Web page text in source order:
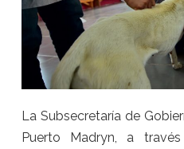
La Subsecretaría de
Puerto Madryn, a